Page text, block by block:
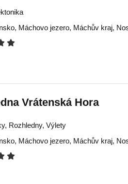
, Máchovo jezero, Máchův kraj,
Vrátenská Hora
Rozhledny, Výlety
, Máchovo jezero, Máchův kraj,